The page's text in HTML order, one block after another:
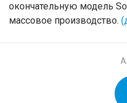
окончательную модель
массовое производство.